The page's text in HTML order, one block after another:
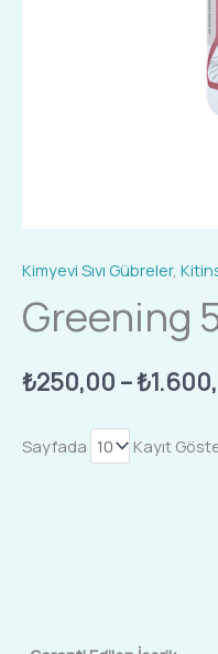
Kimyevi Sıvı Gübreler,
Greening
₺250,00 –₺
Sayfada Kayıt